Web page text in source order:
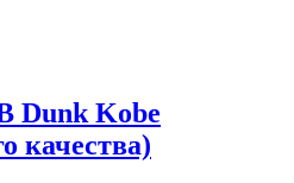
Dunk Kobe
качества)